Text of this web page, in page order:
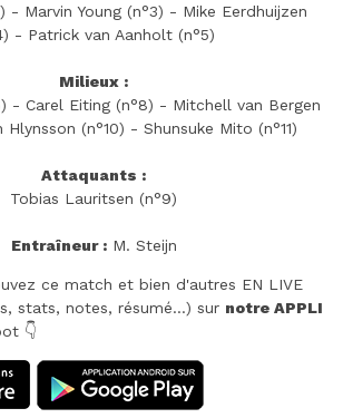
- Marvin Young (n°3) - Mike Eerdhuijzen
- Patrick van Aanholt (n°5)
Milieux :
- Carel Eiting (n°8) - Mitchell van Bergen
(n°10) - Shunsuke Mito (n°11)
Attaquants :
Tobias Lauritsen (n°9)
Entraîneur :M. Steijn
ce match et bien d'autres EN LIVE
stats, notes, résumé...) sur notre APPLI
👇